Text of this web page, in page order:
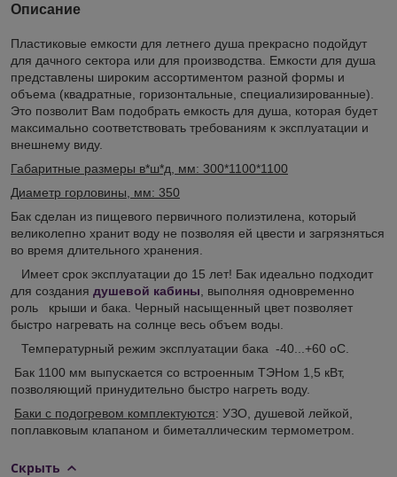
Описание
Пластиковые емкости для летнего душа прекрасно подойдут
для дачного сектора или для производства. Емкости для душа
представлены широким ассортиментом разной формы и
объема (квадратные, горизонтальные, специализированные).
Это позволит Вам подобрать емкость для душа, которая будет
максимально соответствовать требованиям к эксплуатации и
внешнему виду.
Габаритные размеры в*ш*д, мм: 300*1100*1100
Диаметр горловины, мм: 350
Бак сделан из пищевого первичного полиэтилена, который
великолепно хранит воду не позволяя ей цвести и загрязняться
во время длительного хранения.
Имеет срок эксплуатации до 15 лет! Бак идеально подходит
для создания душевой кабины , выполняя одновременно
роль крыши и бака. Черный насыщенный цвет позволяет
быстро нагревать на солнце весь объем воды.
Температурный режим эксплуатации бака -40...+60 оС.
Бак 1100 мм выпускается со встроенным ТЭНом 1,5 кВт,
позволяющий принудительно быстро нагреть воду.
Баки с подогревом комплектуются: УЗО, душевой лейкой,
поплавковым клапаном и биметаллическим термометром.
Скрыть